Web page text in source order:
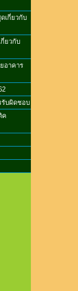
เกี่ยวกับ
ยวกับ
อาคาร
รับผิดชอบ
ค